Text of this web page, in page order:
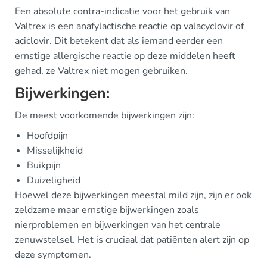
Een absolute contra-indicatie voor het gebruik van
Valtrex is een anafylactische reactie op valacyclovir of
aciclovir. Dit betekent dat als iemand eerder een
ernstige allergische reactie op deze middelen heeft
gehad, ze Valtrex niet mogen gebruiken.
Bijwerkingen:
De meest voorkomende bijwerkingen zijn:
Hoofdpijn
Misselijkheid
Buikpijn
Duizeligheid
Hoewel deze bijwerkingen meestal mild zijn, zijn er ook
zeldzame maar ernstige bijwerkingen zoals
nierproblemen en bijwerkingen van het centrale
zenuwstelsel. Het is cruciaal dat patiënten alert zijn op
deze symptomen.